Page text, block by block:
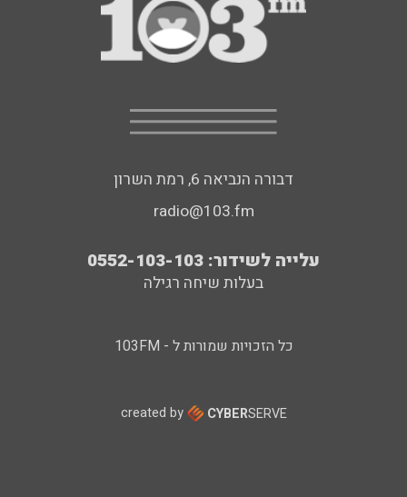
דבורה הנביאה 6, רמת השרון
radio@103.fm
עלייה לשידור: 0552-103-103
בעלות שיחה רגילה
כל הזכויות שמורות ל - 103FM
created by CYBERSERVE